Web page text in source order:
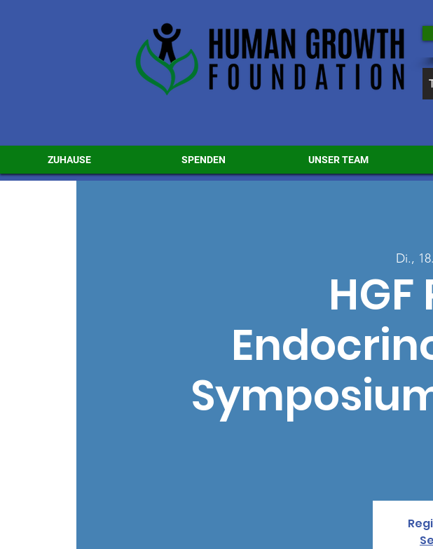
ZUHAUSE SPENDEN UNSER TEAM
Di.,